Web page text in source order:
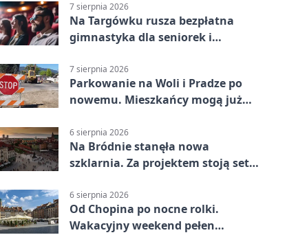
7 sierpnia 2026
Na Targówku rusza bezpłatna
gimnastyka dla seniorek i
7 sierpnia 2026
Parkowanie na Woli i Pradze po
nowemu. Mieszkańcy mogą już
6 sierpnia 2026
Na Bródnie stanęła nowa
szklarnia. Za projektem stoją setki
6 sierpnia 2026
Od Chopina po nocne rolki.
Wakacyjny weekend pełen